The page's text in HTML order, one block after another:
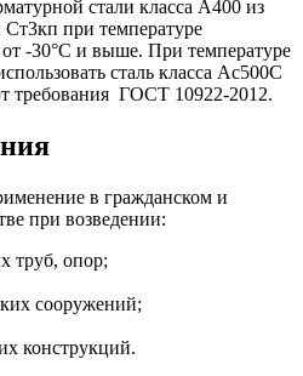
стали класса А400 из
при температуре
-30°С и выше. При температуре
сталь класса Ас500С
требования ГОСТ 10922-2012.
в гражданском и
при возведении:
труб, опор;
сооружений;
конструкций.